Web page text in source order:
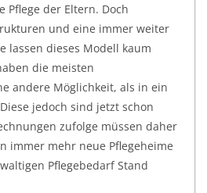
Pflege der Eltern. Doch
und eine immer weiter
lassen dieses Modell kaum
die meisten
andere Möglichkeit, als in ein
jedoch sind jetzt schon
zufolge müssen daher
immer mehr neue Pflegeheime
Pflegebedarf Stand